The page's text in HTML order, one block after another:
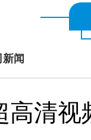
闻
高清视